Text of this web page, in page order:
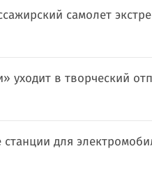
самолет
уходит в творческий
станции для